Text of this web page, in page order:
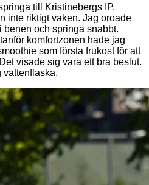
till Kristinebergs IP.
inte riktigt vaken. Jag oroade
benen och springa snabbt.
komfortzonen hade jag
som första frukost för att
visade sig vara ett bra beslut.
vattenflaska.